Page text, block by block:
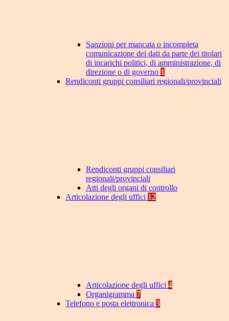
Sanzioni per mancata o incompleta
comunicazione dei dati da parte dei titolari
di incarichi politici, di amministrazione, di
direzione o di governo 1
Rendiconti gruppi consiliari regionali/provinciali
Rendiconti gruppi consiliari
regionali/provinciali
Atti degli organi di controllo
Articolazione degli uffici 12
Articolazione degli uffici 4
Organigramma 7
Telefono e posta elettronica 3